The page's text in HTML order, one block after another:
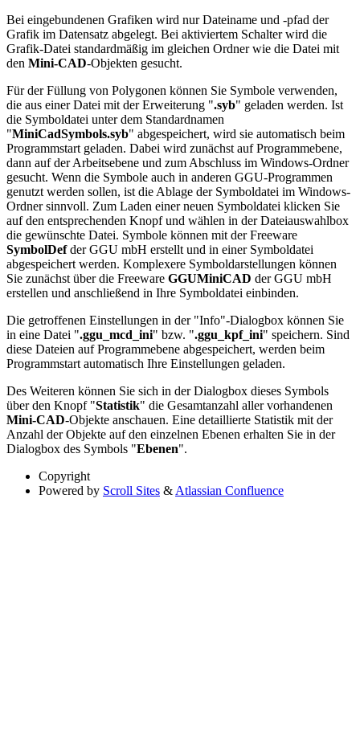
Bei eingebundenen Grafiken wird nur Dateiname und -pfad der
Grafik im Datensatz abgelegt. Bei aktiviertem Schalter wird die
Grafik-Datei standardmäßig im gleichen Ordner wie die Datei mit
den Mini-CAD-Objekten gesucht.
Für der Füllung von Polygonen können Sie Symbole verwenden,
die aus einer Datei mit der Erweiterung ".syb" geladen werden. Ist
die Symboldatei unter dem Standardnamen
"MiniCadSymbols.syb" abgespeichert, wird sie automatisch beim
Programmstart geladen. Dabei wird zunächst auf Programmebene,
dann auf der Arbeitsebene und zum Abschluss im Windows-Ordner
gesucht. Wenn die Symbole auch in anderen GGU-Programmen
genutzt werden sollen, ist die Ablage der Symboldatei im Windows-
Ordner sinnvoll. Zum Laden einer neuen Symboldatei klicken Sie
auf den entsprechenden Knopf und wählen in der Dateiauswahlbox
die gewünschte Datei. Symbole können mit der Freeware
SymbolDefder GGU mbH erstellt und in einer Symboldatei
abgespeichert werden. Komplexere Symboldarstellungen können
Sie zunächst über die Freeware GGUMiniCAD der GGU mbH
erstellen und anschließend in Ihre Symboldatei einbinden.
Die getroffenen Einstellungen in der "Info"-Dialogbox können Sie
in eine Datei ".ggu_mcd_ini" bzw. ".ggu_kpf_ini" speichern. Sind
diese Dateien auf Programmebene abgespeichert, werden beim
Programmstart automatisch Ihre Einstellungen geladen.
Des Weiteren können Sie sich in der Dialogbox dieses Symbols
über den Knopf "Statistik" die Gesamtanzahl aller vorhandenen
Mini-CAD-Objekte anschauen. Eine detaillierte Statistik mit der
Anzahl der Objekte auf den einzelnen Ebenen erhalten Sie in der
Dialogbox des Symbols "Ebenen".
Copyright
Powered by Scroll Sites & Atlassian Confluence